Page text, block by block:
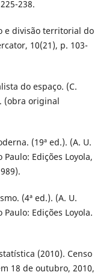
238.
e divisão territorial do
10(21), p. 103-
do espaço. (C.
(obra original
(19ª ed.). (A. U.
Paulo: Edições Loyola,
(4ª ed.). (A. U.
Paulo: Edições Loyola.
(2010). Censo
18 de outubro, 2010,